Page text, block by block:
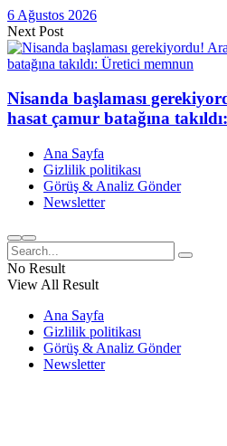
6 Ağustos 2026
Next Post
Nisanda başlaması
hasat çamur batağına
Ana Sayfa
Gizlilik politikası
Görüş & Analiz Gönder
Newsletter
No Result
View All Result
Ana Sayfa
Gizlilik politikası
Görüş & Analiz Gönder
Newsletter